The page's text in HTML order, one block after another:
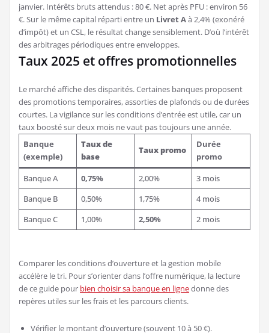
janvier. Intérêts bruts attendus : 80 €. Net après PFU : environ 56
€. Sur le même capital réparti entre un Livret Aà 2,4% (exonéré
d’impôt) et un CSL, le résultat change sensiblement. D’où l’intérêt
des arbitrages périodiques entre enveloppes.
Taux 2025 et offres promotionnelles
Le marché affiche des disparités. Certaines banques proposent
des promotions temporaires, assorties de plafonds ou de durées
courtes. La vigilance sur les conditions d’entrée est utile, car un
taux boosté sur deux mois ne vaut pas toujours une année.
Banque
(exemple)
Taux de
base
Taux promo
Durée
promo
Banque A
0,75% 2,00%
3 mois
Banque B
0,50% 1,75%
4 mois
Banque C
1,00% 2,50% 2 mois
Comparer les conditions d’ouverture et la gestion mobile
accélère le tri. Pour s’orienter dans l’offre numérique, la lecture
de ce guide pour bien choisir sa banque en lignedonne des
repères utiles sur les frais et les parcours clients.
Vérifier le montant d’ouverture (souvent 10 à 50 €).